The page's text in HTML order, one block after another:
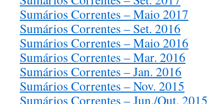
Sumários Correntes – Maio 2017
Sumários Correntes – Set. 2016
Sumários Correntes – Maio 2016
Sumários Correntes – Mar. 2016
Sumários Correntes – Jan. 2016
Sumários Correntes – Nov. 2015
Sumários Correntes – Jun./Out. 2015